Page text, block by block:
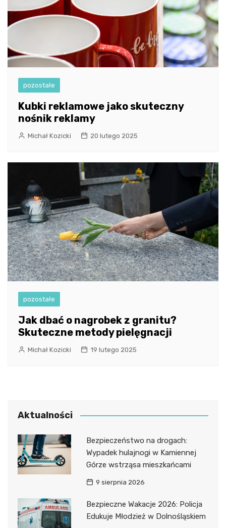
pozostałe
Kubki reklamowe jako skuteczny
nośnik reklamy
Michał Kozicki 20 lutego 2025
pozostałe
Jak dbać o nagrobek z granitu?
Skuteczne metody pielęgnacji
Michał Kozicki 19 lutego 2025
Aktualności
Bezpieczeństwo na drogach:
Wypadek hulajnogi w Kamiennej
Górze wstrząsa mieszkańcami
9 sierpnia 2026
Bezpieczne Wakacje 2026: Policja
Edukuje Młodzież w Dolnośląskiem